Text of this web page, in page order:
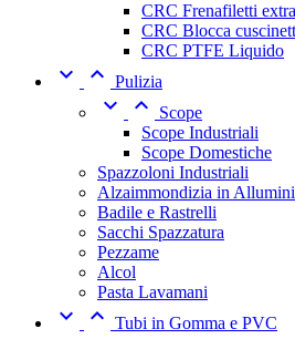
CRC Frenafiletti
CRC Blocca
CRC PTFE Liquido
  Pulizia
 
Scope
Scope Industriali
Scope Domestiche
Spazzoloni Industriali
Alzaimmondizia in
Badile e Rastrelli
Sacchi Spazzatura
Pezzame
Alcol
Pasta Lavamani
  Tubi in Gomma e PVC